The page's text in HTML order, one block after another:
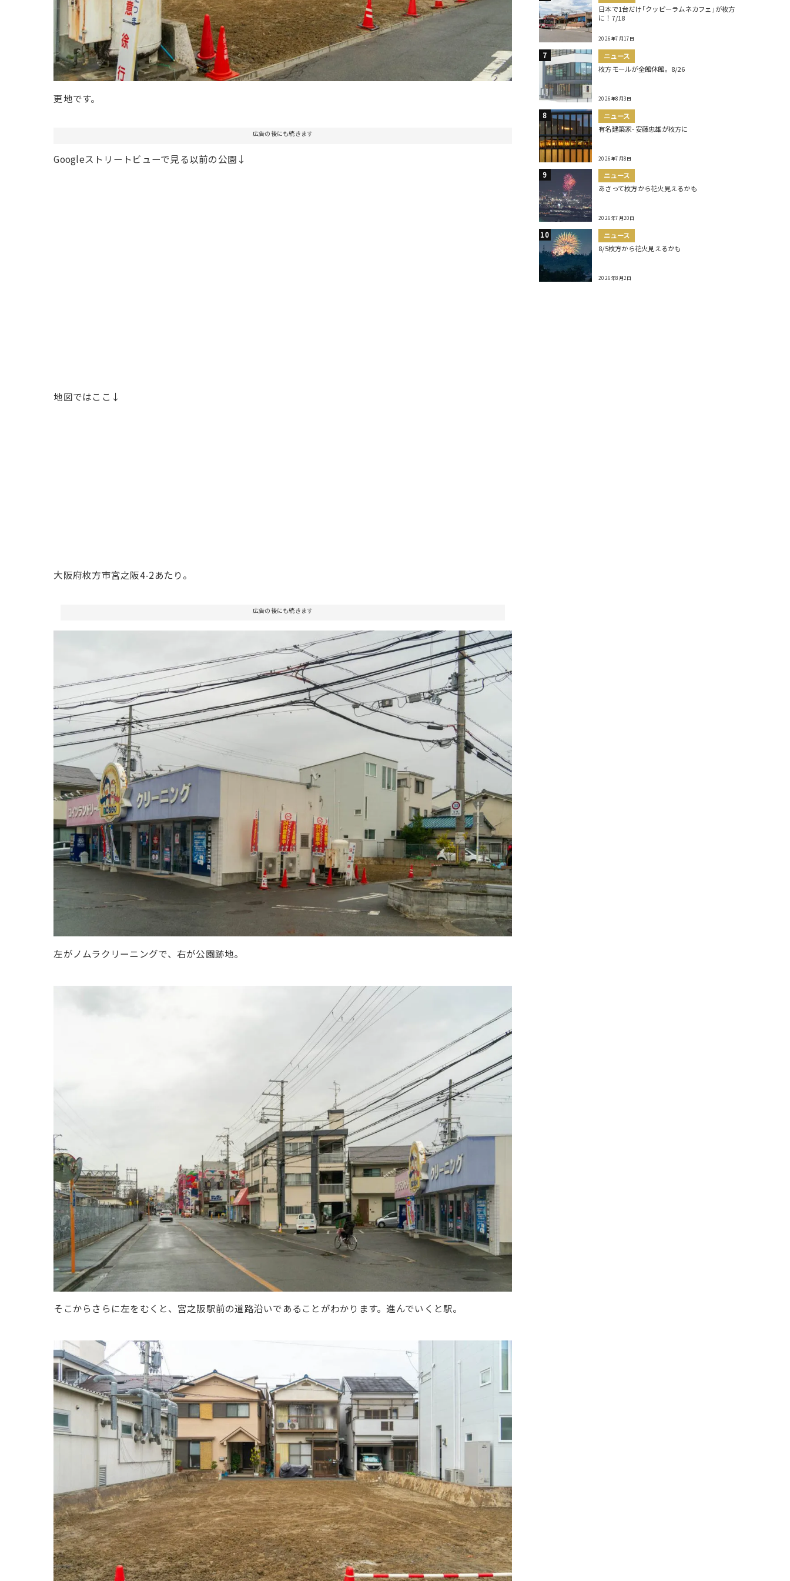
更地です。
広告の後にも続きます
Googleストリートビューで見る以前の公園↓
地図ではここ↓
大阪府枚方市宮之阪4-2あたり。
広告の後にも続きます
左がノムラクリーニングで、右が公園跡地。
そこからさらに左をむくと、宮之阪駅前の道路沿いであることがわかります。進んでいくと駅。
日本で1台だけ｢クッピーラムネカフェ｣が枚方
に！7/18
2026年7月17日
ニュース
枚方モールが全館休館。8/26
2026年8月3日
ニュース
有名建築家･安藤忠雄が枚方に
2026年7月8日
ニュース
あさって枚方から花火見えるかも
2026年7月20日
ニュース
8/5枚方から花火見えるかも
2026年8月2日